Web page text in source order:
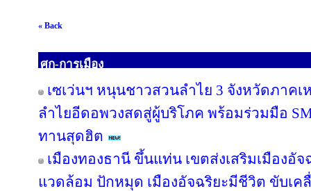
« Back
ศก-การเมือง
เซเว่นฯ หนุนชาวสวนลำไย 3 จังหวัดภาค
ลำไยอีดอพวงสดสู่ผู้บริโภค พร้อมร่วมมือ
ทานสุดฮิต
เมืองทองธานี ขึ้นแท่น เขตส่งเสริมเมืองอั
แวดล้อม ปักหมุด เมืองอัจฉริยะมีชีวิต ขับเค